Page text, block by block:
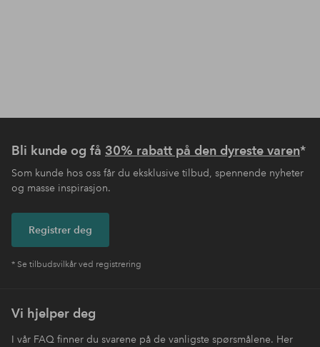
Bli kunde og få 30% rabatt på den dyreste varen*
Som kunde hos oss får du eksklusive tilbud, spennende nyheter
og masse inspirasjon.
Registrer deg
* Se tilbudsvilkår ved registrering
Vi hjelper deg
I vår FAQ finner du svarene på de vanligste spørsmålene. Her